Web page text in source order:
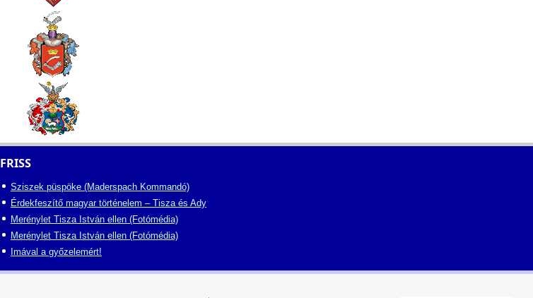
FRISS
Sziszek püspöke (Maderspach Kommandó)
Érdekfeszítő magyar történelem – Tisza és Ady
Merénylet Tisza István ellen (Fotómédia)
Merénylet Tisza István ellen (Fotómédia)
Imával a győzelemért!